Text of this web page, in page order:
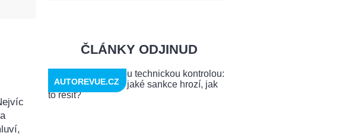
ČLÁNKY ODJINUD
AUTOREVUE.CZ